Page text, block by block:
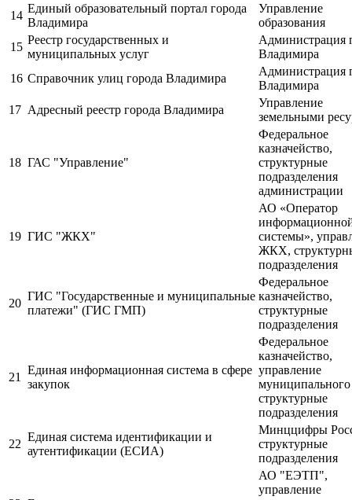
14
Единый образовательный портал города
Владимира
Управление
образования
15
Реестр государственных и
муниципальных услуг
Администрация
Владимира
16 Справочник улиц города Владимира
Администрация
Владимира
17 Адресный реестр города Владимира
Управление
земельными
18 ГАС "Управление"
Федеральное
казначейство,
структурные
подразделения
администрации
19 ГИС "ЖКХ"
АО «Оператор
системы»,
ЖКХ,
подразделения
20
ГИС "Государственные и муниципальные
платежи" (ГИС ГМП)
Федеральное
казначейство,
структурные
подразделения
21
Единая информационная система в сфере
закупок
Федеральное
казначейство,
управление
муниципального
структурные
подразделения
22
Единая система идентификации и
аутентификации (ЕСИА)
Минццифры
структурные
подразделения
АО "ЕЭТП",
управление